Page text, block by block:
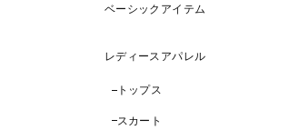
ベーシックアイテム
レディースアパレル
トップス
スカート